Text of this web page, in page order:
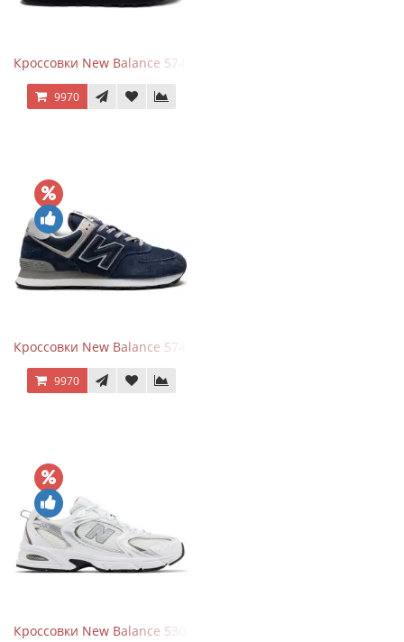
Кроссовки New Balance 574 All Black
9970
Кроссовки New Balance 574 Navy Blue Grey
9970
Кроссовки New Balance 530 White Silver Metallic